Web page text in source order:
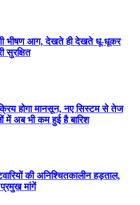
भीषण आग, देखते ही देखते धू-धूकर
सुरक्षित
होगा मानसून, नए सिस्टम से तेज
में अब भी कम हुई है बारिश
की अनिश्चितकालीन हड़ताल,
मांगें